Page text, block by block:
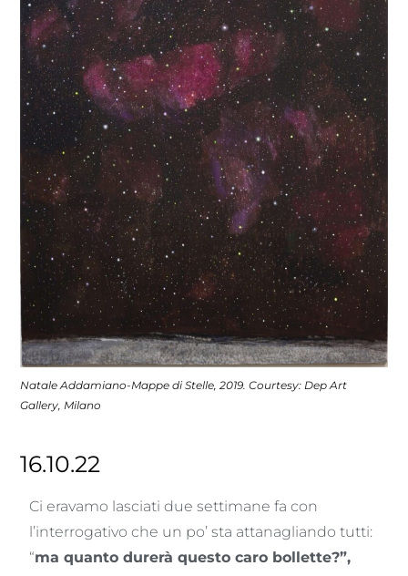
Natale Addamiano-Mappe di Stelle, 2019. Courtesy: Dep Art
Gallery, Milano
16.10.22
Ci eravamo lasciati due settimane fa con
l’interrogativo che un po’ sta attanagliando tutti:
“ma quanto durerà questo caro bollette?”,